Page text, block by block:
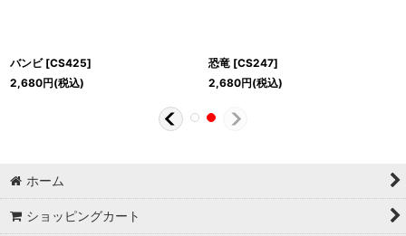
バンビ [CS425]
2,680円(税込)
恐竜 [CS247]
2,680円(税込)
ホーム
ショッピングカート